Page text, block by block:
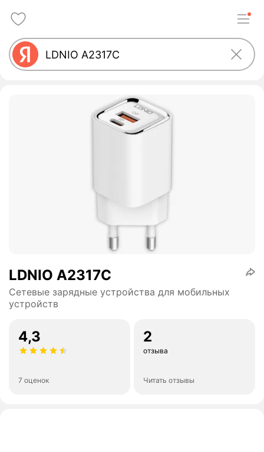
LDNIO A2317C
Сетевые зарядные устройства для мобильных
устройств
4,3
7 оценок
2
отзыва
Читать отзывы